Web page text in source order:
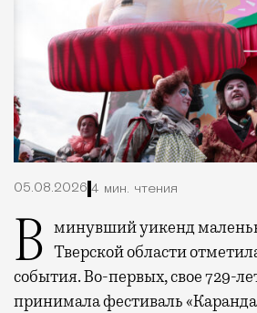
05.08.2026 4 мин. чтения
В минувший уикенд маленькая Старица в Тверской области
события. Во-первых, свое 729-
принимала фестиваль